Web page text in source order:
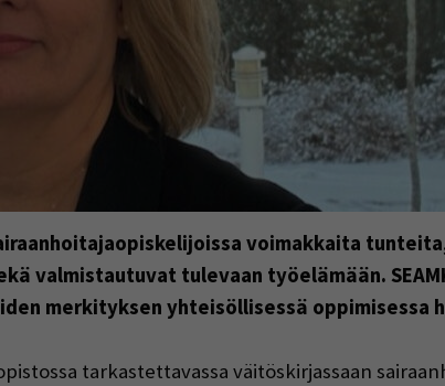
voimakkaita
valmistautuvat tulevaan työelämään.
merkityksen yhteisöllisessä oppimisessa
tarkastettavassa väitöskirjassaan